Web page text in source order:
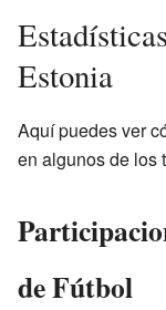
Estonia
Aquí puedes ver
en algunos de los
de Fútbol